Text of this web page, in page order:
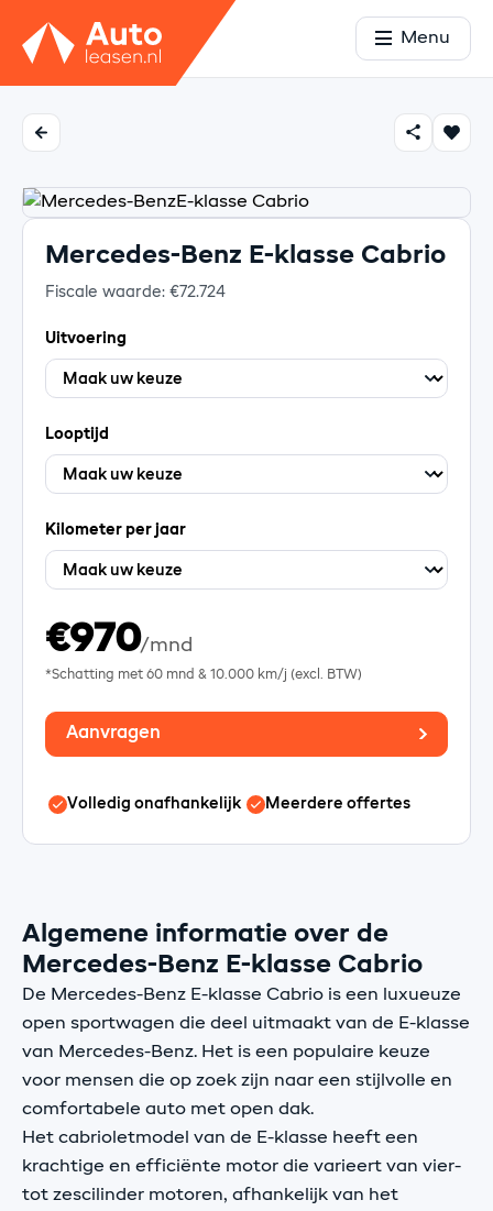
Menu
Algemene informatie over de
Mercedes-Benz E-klasse Cabrio
De Mercedes-Benz E-klasse Cabrio is een luxueuze
open sportwagen die deel uitmaakt van de E-klasse
van Mercedes-Benz. Het is een populaire keuze
voor mensen die op zoek zijn naar een stijlvolle en
comfortabele auto met open dak.
Het cabrioletmodel van de E-klasse heeft een
krachtige en efficiënte motor die varieert van vier-
tot zescilinder motoren, afhankelijk van het
Mercedes-Benz E-klasse Cabrio
Fiscale waarde: €72.724
Uitvoering
Looptijd
Kilometer per jaar
€970/mnd
*Schatting met 60 mnd &10.000 km/j (excl. BTW)
Aanvragen
Volledig onafhankelijk Meerdere offertes